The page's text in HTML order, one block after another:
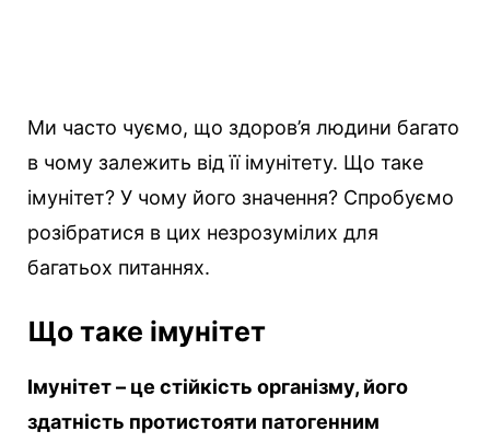
Ми часто чуємо, що здоров’я людини багато
в чому залежить від її імунітету. Що таке
імунітет? У чому його значення? Спробуємо
розібратися в цих незрозумілих для
багатьох питаннях.
Що таке імунітет
Імунітет – це стійкість організму, його
здатність протистояти патогенним